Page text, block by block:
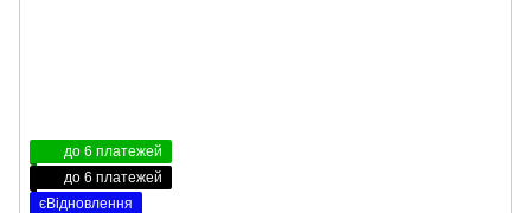
до 6 платежей
до 6 платежей
єВідновлення